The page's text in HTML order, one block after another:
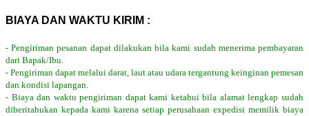
BIAYA DAN WAKTU KIRIM :
- Pengiriman pesanan dapat dilakukan bila kami sudah menerima pembayaran
dari Bapak/Ibu.
- Pengiriman dapat melalui darat, laut atau udara tergantung keinginan pemesan
dan kondisi lapangan.
- Biaya dan waktu pengiriman dapat kami ketahui bila alamat lengkap sudah
diberitahukan kepada kami karena setiap perusahaan expedisi memilik biaya